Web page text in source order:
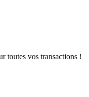
toutes vos transactions !